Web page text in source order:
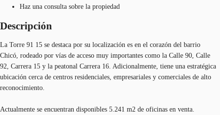
Haz una consulta sobre la propiedad
Descripción
La Torre 91 15 se destaca por su localización es en el corazón del barrio
Chicó, rodeado por vías de acceso muy importantes como la Calle 90, Calle
92, Carrera 15 y la peatonal Carrera 16. Adicionalmente, tiene una estratégica
ubicación cerca de centros residenciales, empresariales y comerciales de alto
reconocimiento.
Actualmente se encuentran disponibles 5.241 m2 de oficinas en venta.